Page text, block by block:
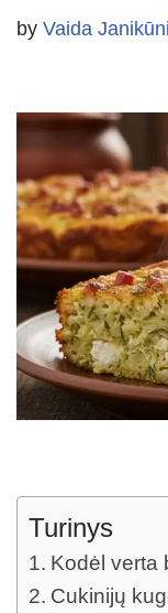
by Vaida
Turinys
Kodėl verta
Cukinijų